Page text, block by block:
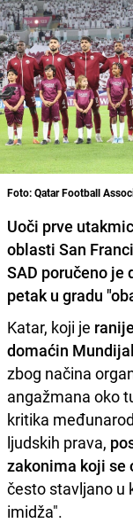
Foto: Qatar Football
Uoči prve
oblasti San
SAD poručeno je
petak u gradu
Katar, koji je
domaćin
zbog načina
angažmana oko
kritika
ljudskih prava,
zakonima koji se
često stavljano u
imidža".